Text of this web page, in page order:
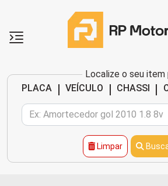
Localize o seu item
PLACA
| VEÍCULO | CHASSI |
Limpar